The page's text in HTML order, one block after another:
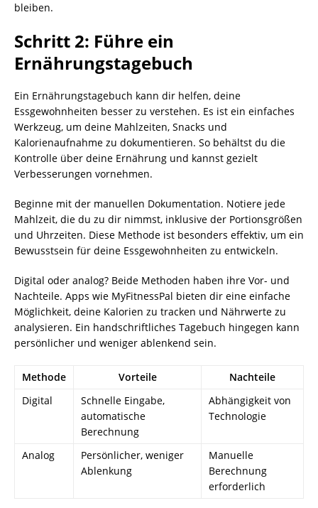
bleiben.
Schritt 2: Führe ein
Ernährungstagebuch
Ein Ernährungstagebuch kann dir helfen, deine
Essgewohnheiten besser zu verstehen. Es ist ein einfaches
Werkzeug, um deine Mahlzeiten, Snacks und
Kalorienaufnahme zu dokumentieren. So behältst du die
Kontrolle über deine Ernährung und kannst gezielt
Verbesserungen vornehmen.
Beginne mit der manuellen Dokumentation. Notiere jede
Mahlzeit, die du zu dir nimmst, inklusive der Portionsgrößen
und Uhrzeiten. Diese Methode ist besonders effektiv, um ein
Bewusstsein für deine Essgewohnheiten zu entwickeln.
Digital oder analog? Beide Methoden haben ihre Vor- und
Nachteile. Apps wie MyFitnessPal bieten dir eine einfache
Möglichkeit, deine Kalorien zu tracken und Nährwerte zu
analysieren. Ein handschriftliches Tagebuch hingegen kann
persönlicher und weniger ablenkend sein.
Methode Vorteile
Nachteile
Digital
Schnelle Eingabe,
automatische
Berechnung
Abhängigkeit von
Technologie
Analog
Persönlicher, weniger
Ablenkung
Manuelle
Berechnung
erforderlich